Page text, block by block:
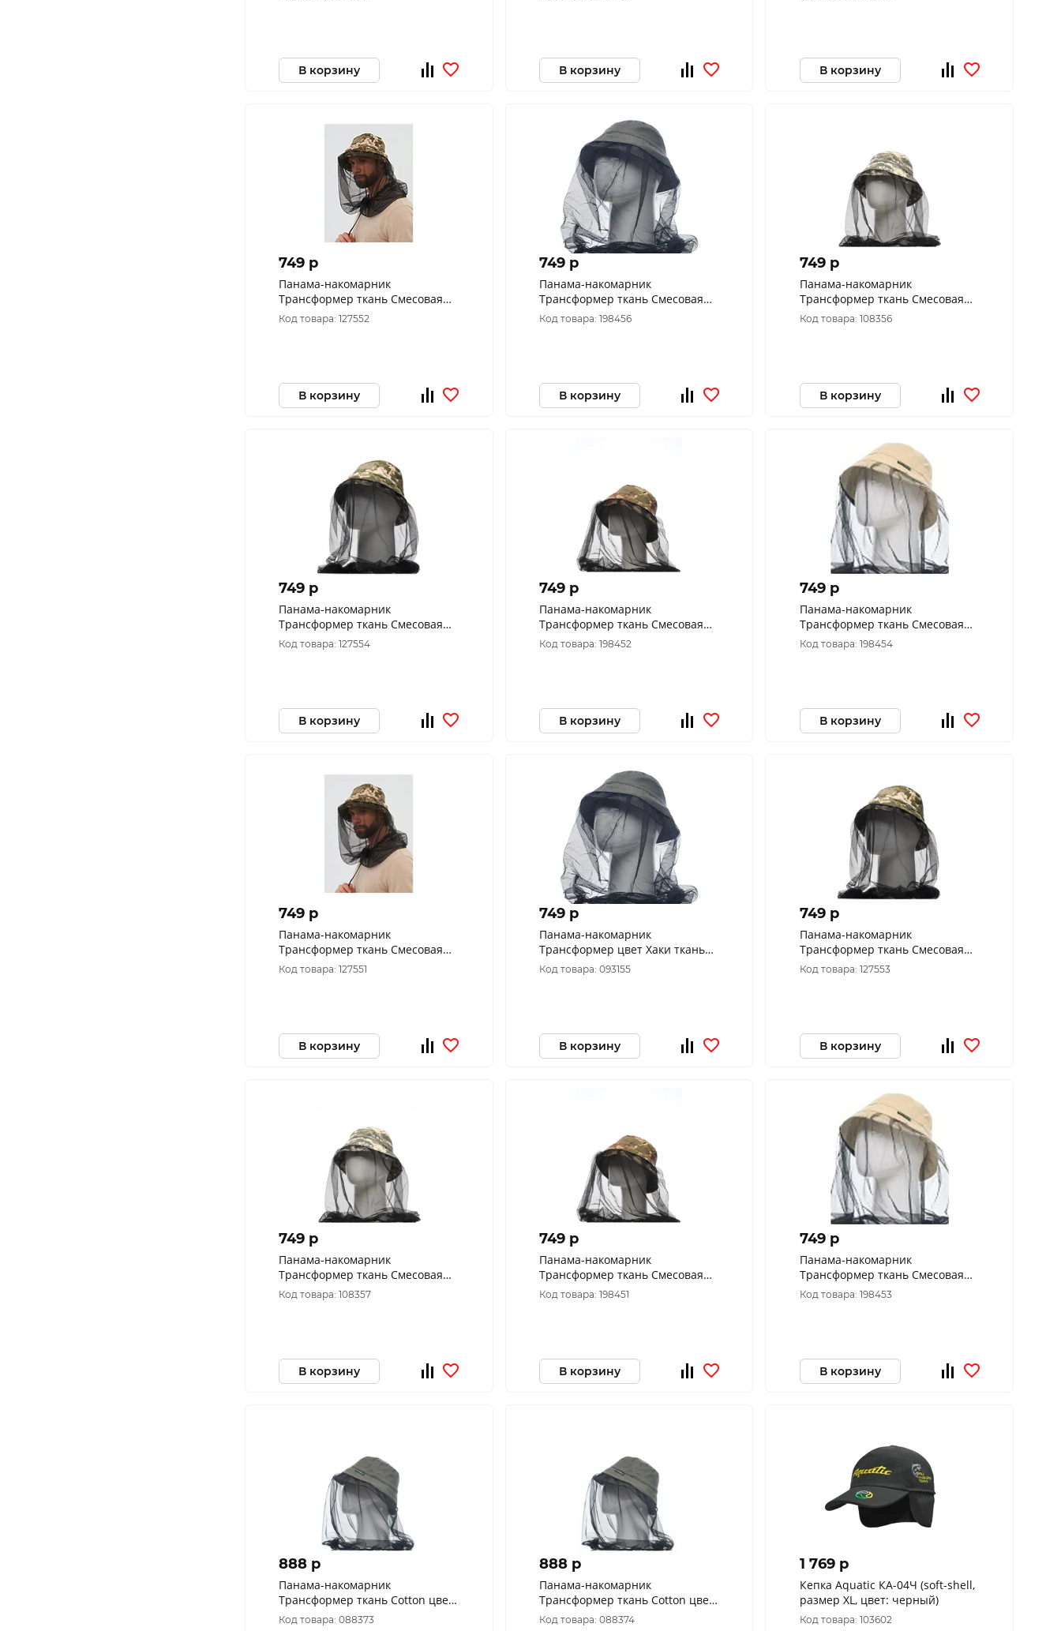
В корзину В корзину В корзину
749 p
Панама-накомарник
Трансформер ткань Cмесовая
цвет Мультикам (Размер: 60)
Код товара: 127552
В корзину
749 p
Панама-накомарник
Трансформер ткань Смесовая
цвет Хаки (Размер: 60)
Код товара: 198456
В корзину
749 p
Панама-накомарник
Трансформер ткань Cмесовая
цвет 128/2 (Размер: 58)
Код товара: 108356
В корзину
749 p
Панама-накомарник
Трансформер ткань Смесовая
Рип-Стоп цвет 1282 (Размер: 60)
Код товара: 127554
В корзину
749 p
Панама-накомарник
Трансформер ткань Смесовая
Рип-Стоп цвет Мультикам
(Размер: 60)
Код товара: 198452
В корзину
749 p
Панама-накомарник
Трансформер ткань Смесовая
цвет Бежевый (Размер: 60)
Код товара: 198454
В корзину
749 p
Панама-накомарник
Трансформер ткань Cмесовая
цвет Мультикам (Размер: 58)
Код товара: 127551
В корзину
749 p
Панама-накомарник
Трансформер цвет Хаки ткань
Смесовая Рип-Стоп (Размер: 58)
Код товара: 093155
В корзину
749 p
Панама-накомарник
Трансформер ткань Смесовая
Рип-Стоп цвет 1282 (Размер: 58)
Код товара: 127553
В корзину
749 p
Панама-накомарник
Трансформер ткань Cмесовая
цвет 128/2 (Размер: 60)
Код товара: 108357
В корзину
749 p
Панама-накомарник
Трансформер ткань Смесовая
Рип-Стоп цвет Мультикам
(Размер: 58)
Код товара: 198451
В корзину
749 p
Панама-накомарник
Трансформер ткань Смесовая
цвет Бежевый (Размер: 58)
Код товара: 198453
В корзину
888 p
Панама-накомарник
Трансформер ткань Cotton цвет
Хаки (Размер: 58)
Код товара: 088373
888 p
Панама-накомарник
Трансформер ткань Cotton цвет
Хаки (Размер: 60)
Код товара: 088374
1 769 p
Кепка Aquatic КА-04Ч (soft-shell,
размер ХL, цвет: черный)
Код товара: 103602